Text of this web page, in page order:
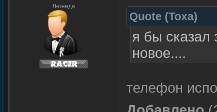
Легенда
Quote (Toxa)
я бы сказал
новое....
телефон